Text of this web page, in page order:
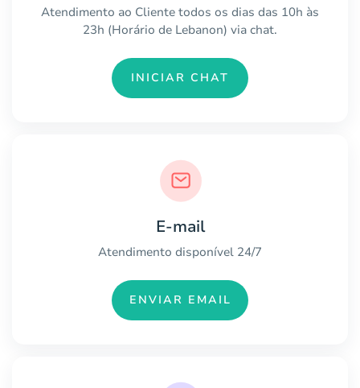
Atendimento ao Cliente todos os dias das 10h às
23h (Horário de Lebanon) via chat.
INICIAR CHAT
E-mail
Atendimento disponível 24/7
ENVIAR EMAIL